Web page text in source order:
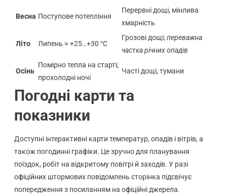
Весна Поступове потепління
Перервні дощі, мінлива
хмарність
Літо Липень ≈ +25…+30 °C
Грозові дощі;переважна
частка річних опадів
Осінь
Помірно тепла на старті;
прохолодні ночі
Часті дощі, тумани
Погодні карти та
показники
Доступні інтерактивні карти температур, опадів і вітрів, а
також погодинні графіки. Це зручно для планування
поїздок, робіт на відкритому повітрі й заходів. У разі
офіційних штормових повідомлень сторінка підсвічує
попередження з посиланням на офіційні джерела.